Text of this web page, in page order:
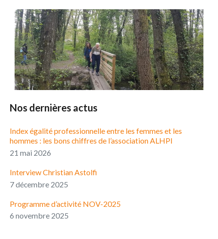
Nos dernières actus
Index égalité professionnelle entre les femmes et les
hommes : les bons chiffres de l’association ALHPI
21 mai 2026
Interview Christian Astolfi
7 décembre 2025
Programme d’activité NOV-2025
6 novembre 2025